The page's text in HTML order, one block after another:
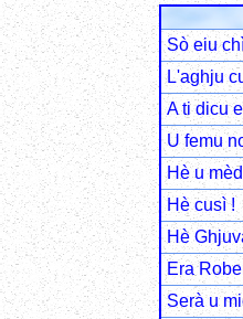
Sò eiu
L'aghju
A ti dicu
U femu
Hè u
Hè cusì !
Hè
Era
Serà u